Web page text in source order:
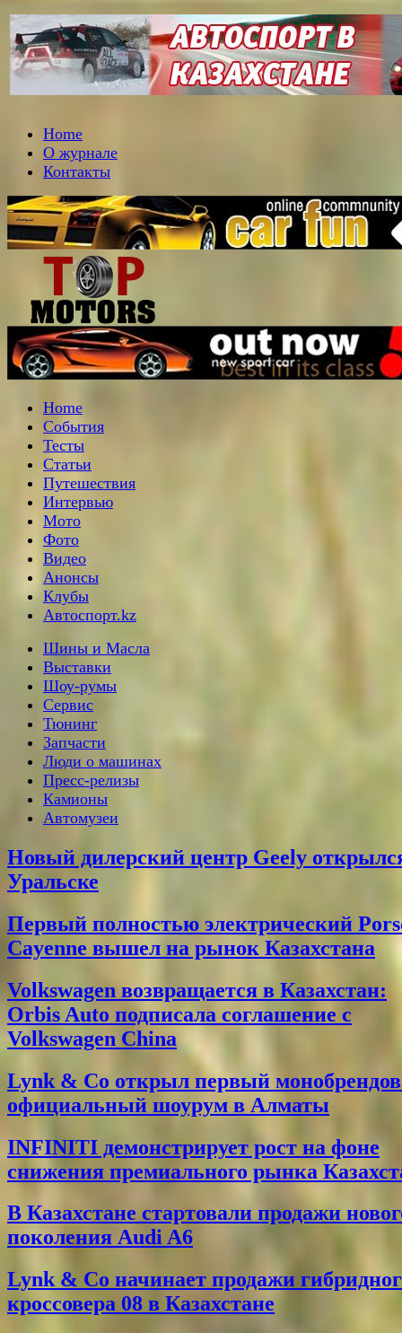
Home
О журнале
Контакты
Home
События
Тесты
Статьи
Путешествия
Интервью
Мото
Фото
Видео
Анонсы
Клубы
Автоспорт.kz
Шины и Масла
Выставки
Шоу-румы
Сервис
Тюнинг
Запчасти
Люди о машинах
Пресс-релизы
Камионы
Автомузеи
Новый дилерский центр Geely
Уральске
Первый полностью электрический
Cayenne вышел на рынок Казахстана
Volkswagen возвращается в Казахстан:
Orbis Auto подписала соглашение с
Volkswagen China
Lynk & Co открыл первый
официальный шоурум в Алматы
INFINITI демонстрирует рост на фоне
снижения премиального рынка
В Казахстане стартовали продажи
поколения Audi A6
Lynk & Co начинает продажи
кроссовера 08 в Казахстане